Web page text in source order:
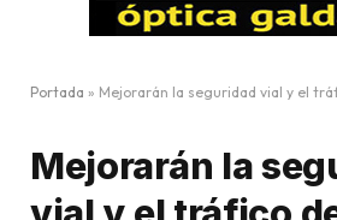
Portada » Mejorarán la seguridad vial y el tráfico
Mejorarán la